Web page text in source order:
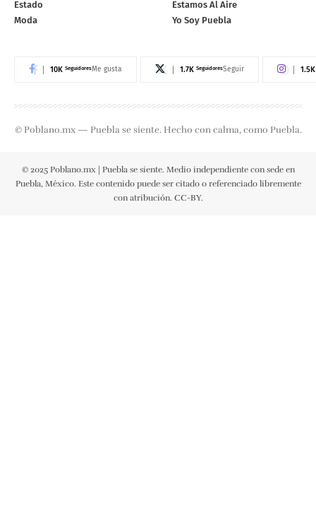
Estado
Moda
Estamos Al Aire
Yo Soy Puebla
10K SeguidoresMe gusta 1.7K SeguidoresSeguir 1.5K
© Poblano.mx — Puebla se siente. Hecho con calma, como Puebla.
© 2025 Poblano.mx | Puebla se siente. Medio independiente con sede en
Puebla, México. Este contenido puede ser citado o referenciado libremente
con atribución. CC-BY.